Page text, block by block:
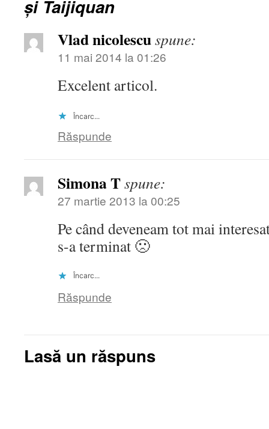
şi Taijiquan
Vlad nicolescuspune:
11 mai 2014 la 01:26
Excelent articol.
Încarc...
Răspunde
Simona Tspune:
27 martie 2013 la 00:25
Pe când deveneam tot mai
s-a terminat 🙁
Încarc...
Răspunde
Lasă un răspuns